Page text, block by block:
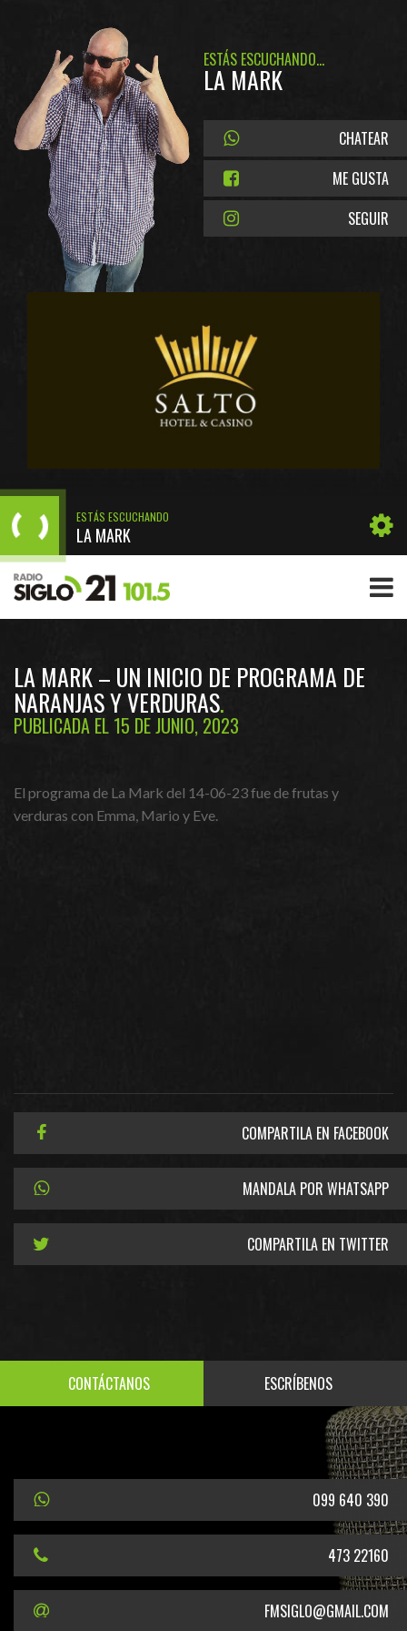
ESTÁS ESCUCHANDO...
LA MARK
CHATEAR
ME GUSTA
SEGUIR
ESTÁS ESCUCHANDO
LA MARK
LA MARK – UN INICIO DE PROGRAMA DE
NARANJAS Y VERDURAS
PUBLICADA EL 15 DE JUNIO, 2023
El programa de La Mark del 14-06-23 fue de frutas y
verduras con Emma, Mario y Eve.
COMPARTILA EN FACEBOOK
MANDALA POR WHATSAPP
COMPARTILA EN TWITTER
CONTÁCTANOS ESCRÍBENOS
099 640 390
473 22160
FMSIGLO@GMAIL.COM